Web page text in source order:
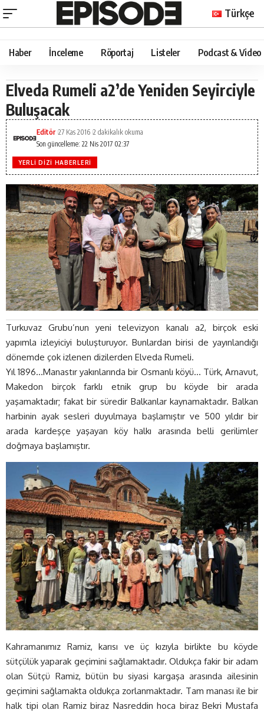
Türkçe
Haber İnceleme Röportaj Listeler Podcast & Video
Elveda Rumeli a2’de Yeniden Seyirciyle
Buluşacak
Son güncelleme: 22 Nis 2017 02:37
Editör 27 Kas 2016 2 dakikalık okuma
YERLI DIZI HABERLERI
Turkuvaz Grubu’nun yeni televizyon kanalı a2, birçok eski
yapımla izleyiciyi buluşturuyor. Bunlardan birisi de yayınlandığı
dönemde çok izlenen dizilerden Elveda Rumeli.
Yıl 1896…Manastır yakınlarında bir Osmanlı köyü… Türk, Arnavut,
Makedon birçok farklı etnik grup bu köyde bir arada
yaşamaktadır; fakat bir süredir Balkanlar kaynamaktadır. Balkan
harbinin ayak sesleri duyulmaya başlamıştır ve 500 yıldır bir
arada kardeşçe yaşayan köy halkı arasında belli gerilimler
doğmaya başlamıştır.
Kahramanımız Ramiz, karısı ve üç kızıyla birlikte bu köyde
sütçülük yaparak geçimini sağlamaktadır. Oldukça fakir bir adam
olan Sütçü Ramiz, bütün bu siyasi kargaşa arasında ailesinin
geçimini sağlamakta oldukça zorlanmaktadır. Tam manası ile bir
halk tipi olan Ramiz biraz Nasreddin hoca biraz Bekri Mustafa